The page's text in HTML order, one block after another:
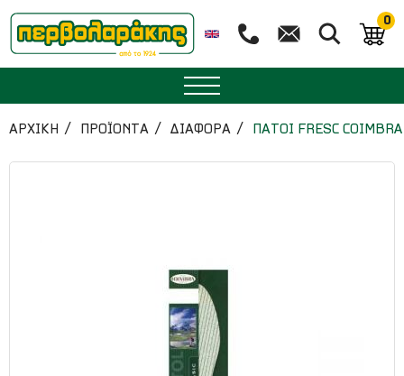
0
ΜΠΑΧΑΡΙΚΑ
ΒΟΤΑΝΑ
ΑΡΧΙΚΉ ΠΡΟΪΟΝΤΑ ΔΙΑΦΟΡΑ ΠΑΤΟΙ FRESC